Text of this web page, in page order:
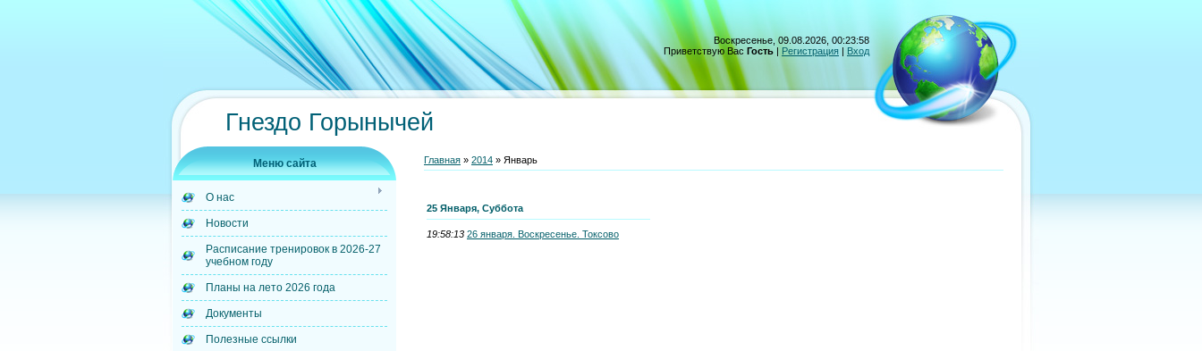
Воскресенье, 09.08.2026, 00:23:58
Приветствую Вас Гость | Регистрация | Вход
Гнездо Горынычей
Меню сайта
О нас
Новости
Расписание тренировок в 2026-27
учебном году
Планы на лето 2026 года
Документы
Полезные ссылки
Главная » 2014 » Январь
25 Января, Суббота
19:58:13 26 января. Воскресенье. Токсово